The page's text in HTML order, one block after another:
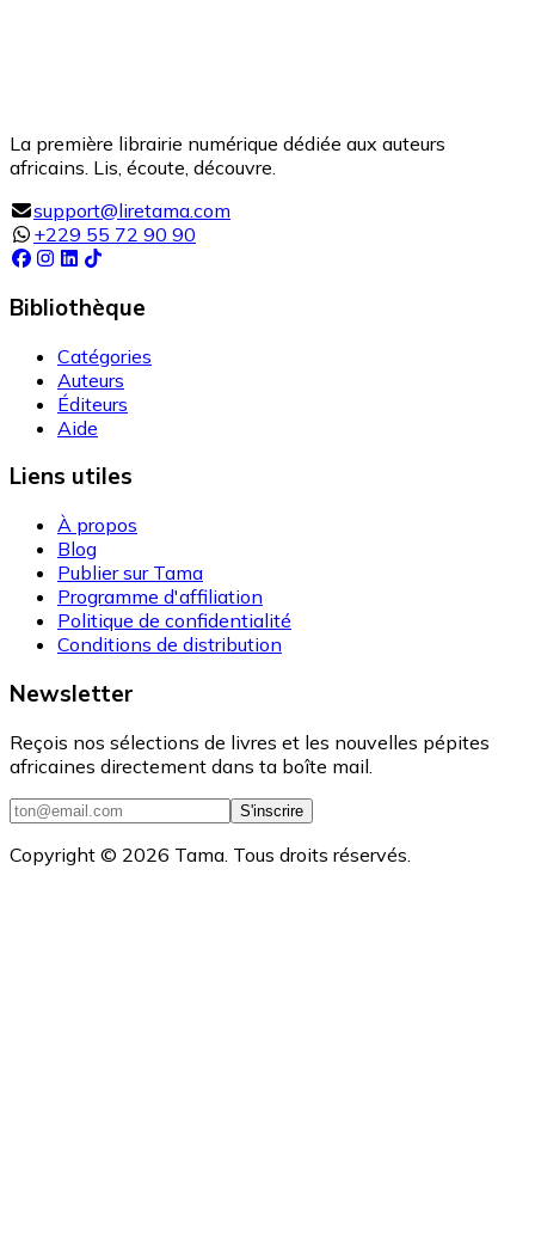
La première librairie numérique dédiée aux auteurs
africains. Lis, écoute, découvre.
support@liretama.com
+229 55 72 90 90
Bibliothèque
Catégories
Auteurs
Éditeurs
Aide
Liens utiles
À propos
Blog
Publier sur Tama
Programme d'affiliation
Politique de confidentialité
Conditions de distribution
Newsletter
Reçois nos sélections de livres et les nouvelles pépites
africaines directement dans ta boîte mail.
S'inscrire
Copyright © 2026 Tama. Tous droits réservés.